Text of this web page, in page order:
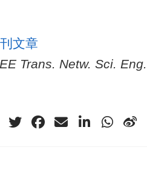
文章
Trans. Netw. Sci. Eng.